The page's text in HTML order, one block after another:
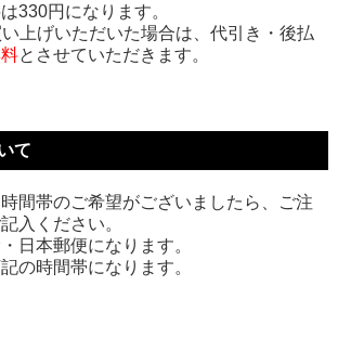
330円になります。
上げいただいた場合は、代引き・後払
とさせていただきます。
て
間帯のご希望がございましたら、ご注
入ください。
日本郵便になります。
の時間帯になります。